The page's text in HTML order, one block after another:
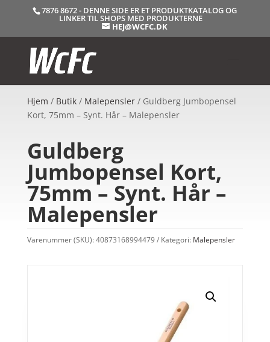
7876 8672 - DENNE SIDE ER ET PRODUKTKATALOG OG
LINKER TIL SHOPS MED PRODUKTERNE
HEJ@WCFC.DK
Hjem / Butik/ Malepensler/ Guldberg Jumbopensel
Kort, 75mm – Synt. Hår – Malepensler
Guldberg
Jumbopensel Kort,
75mm – Synt. Hår –
Malepensler
Varenummer (SKU):40873168994479 Kategori: Malepensler